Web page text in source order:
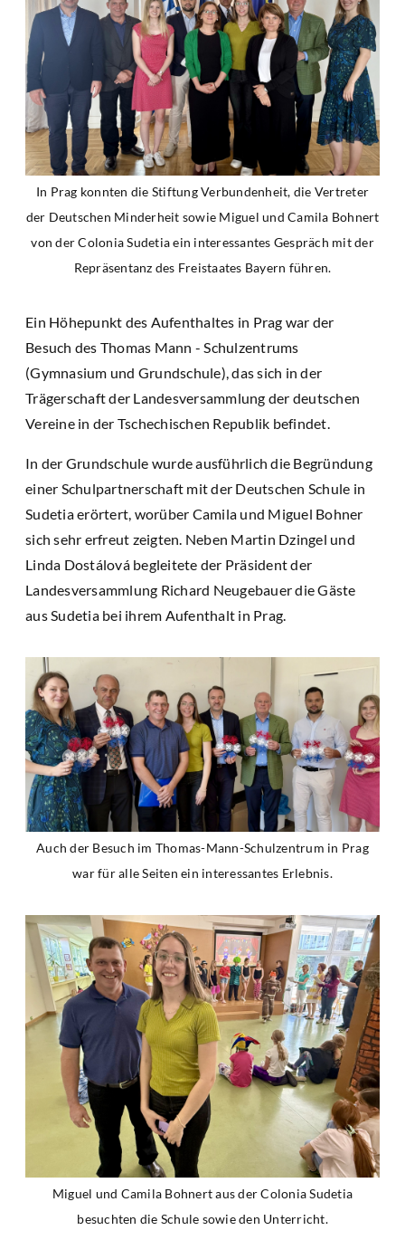
In Prag konnten die Stiftung Verbundenheit, die Vertreter
der Deutschen Minderheit sowie Miguel und Camila Bohnert
von der Colonia Sudetia ein interessantes Gespräch mit der
Repräsentanz des Freistaates Bayern führen.
Ein Höhepunkt des Aufenthaltes in Prag war der
Besuch des Thomas Mann - Schulzentrums
(Gymnasium und Grundschule), das sich in der
Trägerschaft der Landesversammlung der deutschen
Vereine in der Tschechischen Republik befindet.
In der Grundschule wurde ausführlich die Begründung
einer Schulpartnerschaft mit der Deutschen Schule in
Sudetia erörtert, worüber Camila und Miguel Bohner
sich sehr erfreut zeigten. Neben Martin Dzingel und
Linda Dostálová begleitete der Präsident der
Landesversammlung Richard Neugebauer die Gäste
aus Sudetia bei ihrem Aufenthalt in Prag.
Auch der Besuch im Thomas-Mann-Schulzentrum in Prag
war für alle Seiten ein interessantes Erlebnis.
Miguel und Camila Bohnert aus der Colonia Sudetia
besuchten die Schule sowie den Unterricht.